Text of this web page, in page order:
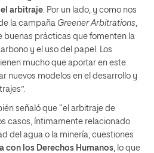
arbitraje . Por un lado, y como nos
la campaña Greener Arbitrations
buenas prácticas que fomenten la
y el uso del papel. Los
mucho que aportar en este
nuevos modelos en el desarrollo y
señaló que “el arbitraje de
casos, íntimamente relacionado
del agua o la minería, cuestiones
con los Derechos Humanos , lo que